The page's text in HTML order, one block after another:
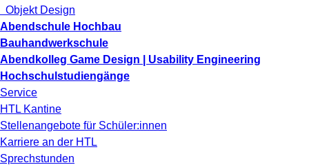
Objekt Design
Abendschule Hochbau
Bauhandwerkschule
Abendkolleg Game Design | Usability Engineering
Hochschulstudiengänge
Service
HTL Kantine
Stellenangebote für Schüler:innen
Karriere an der HTL
Sprechstunden